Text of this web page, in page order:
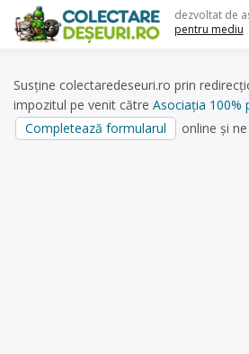
content
dezvoltat de
pentru mediu
Susține colectaredeseuri.ro prin
impozitul pe venit către Asociația 100%
Completează formularul
online și